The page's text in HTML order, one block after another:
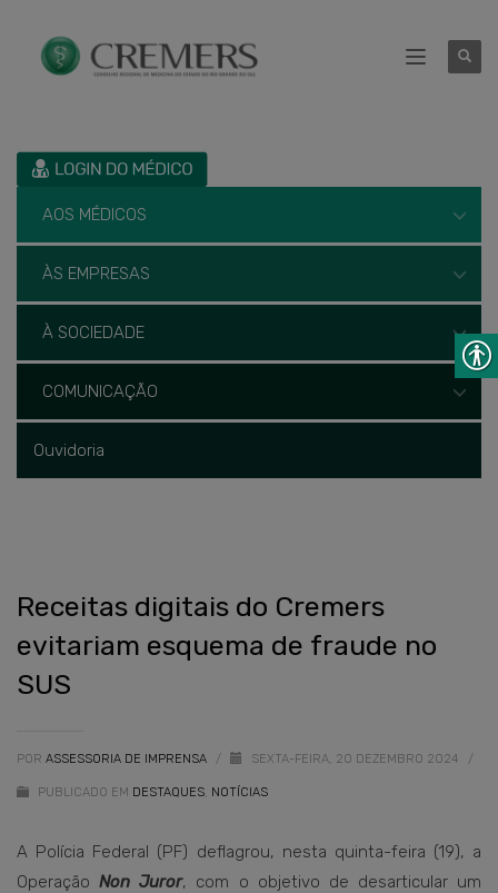
AOS MÉDICOS
ÀS EMPRESAS
À SOCIEDADE
COMUNICAÇÃO
Ouvidoria
Receitas digitais do Cremers
evitariam esquema de fraude no
SUS
POR ASSESSORIA DE IMPRENSA / SEXTA-FEIRA, 20 DEZEMBRO 2024 /
PUBLICADO EM DESTAQUES, NOTÍCIAS
A Polícia Federal (PF) deflagrou, nesta quinta-feira (19), a
OperaçãoNon Juror, com o objetivo de desarticular um